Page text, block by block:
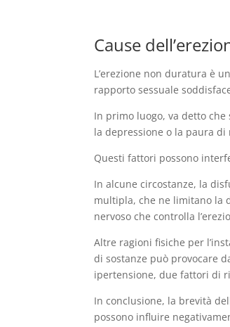
Cause
L’erezione non duratura è
rapporto sessuale
In primo luogo, va detto che
la depressione o la paura di
Questi fattori possono
In alcune circostanze, la
multipla, che ne limitano la
nervoso che controlla
Altre ragioni fisiche per
di sostanze può provocare
ipertensione, due fattori di
In conclusione, la brevità
possono influire